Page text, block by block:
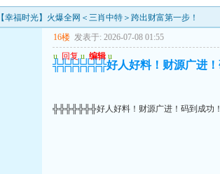
幸福时光】火爆全网＜三肖中特＞跨出财富第一步！
16楼 发表于: 2026-07-08 01:55
u 回复 u 编辑 u
╬╬╬╬╬╬╬好人好料！财源广进！
╬╬╬╬╬╬╬好人好料！财源广进！码到成功